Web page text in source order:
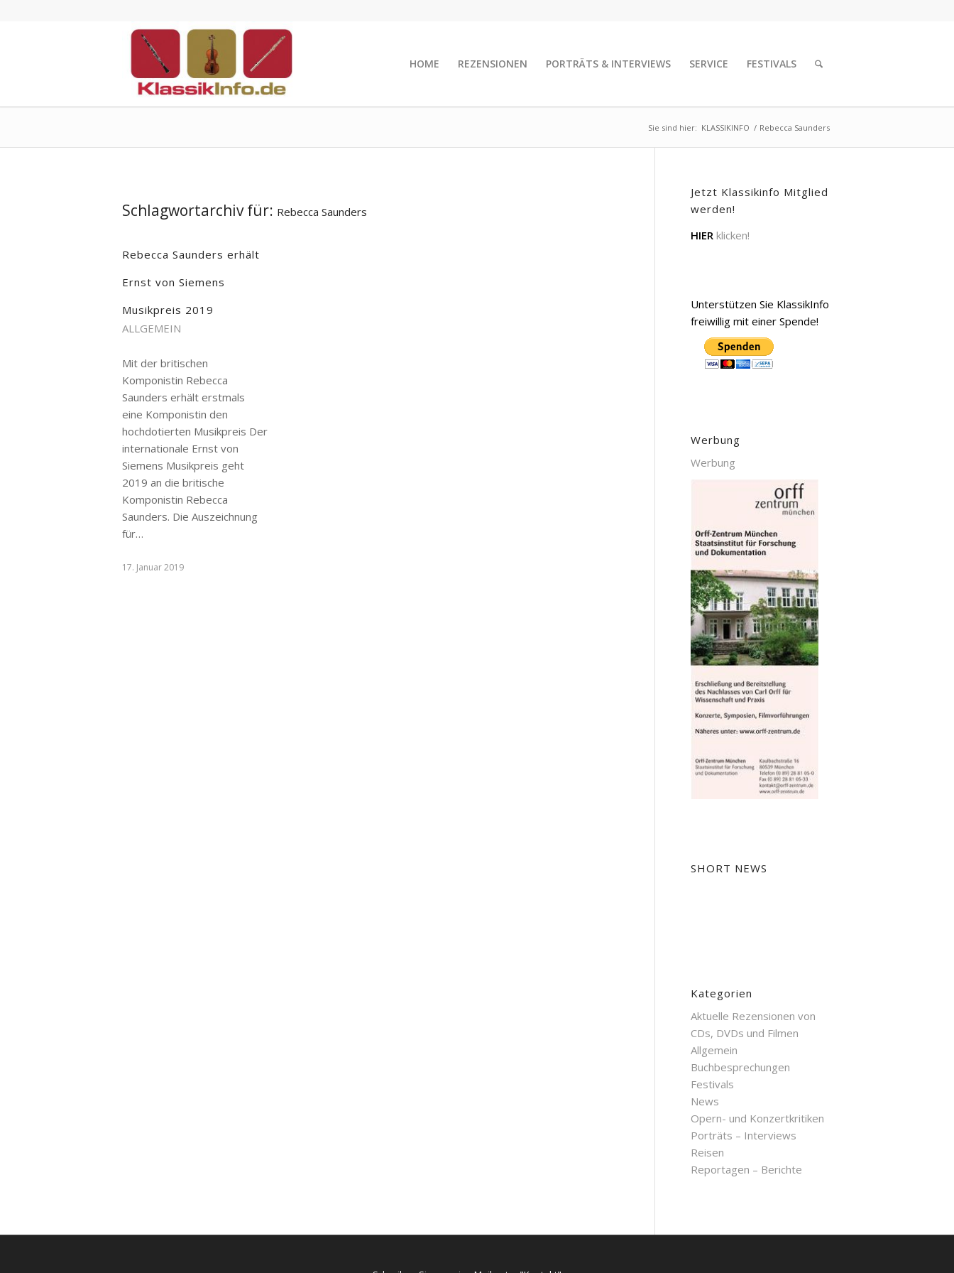
HOME REZENSIONEN PORTRÄTS & INTERVIEWS SERVICE FESTIVALS
Sie sind hier: KLASSIKINFO / Rebecca Saunders
Schlagwortarchiv für: Rebecca Saunders
Rebecca Saunders erhält
Ernst von Siemens
Musikpreis 2019
ALLGEMEIN
Mit der britischen
Komponistin Rebecca
Saunders erhält erstmals
eine Komponistin den
hochdotierten Musikpreis Der
internationale Ernst von
Siemens Musikpreis geht
2019 an die britische
Komponistin Rebecca
Saunders. Die Auszeichnung
für…
17. Januar 2019
Jetzt Klassikinfo Mitglied
werden!
HIER klicken!
Unterstützen Sie KlassikInfo
freiwillig mit einer Spende!
Werbung
Werbung
SHORT NEWS
Kategorien
Aktuelle Rezensionen von
CDs, DVDs und Filmen
Allgemein
Buchbesprechungen
Festivals
News
Opern- und Konzertkritiken
Porträts – Interviews
Reisen
Reportagen – Berichte